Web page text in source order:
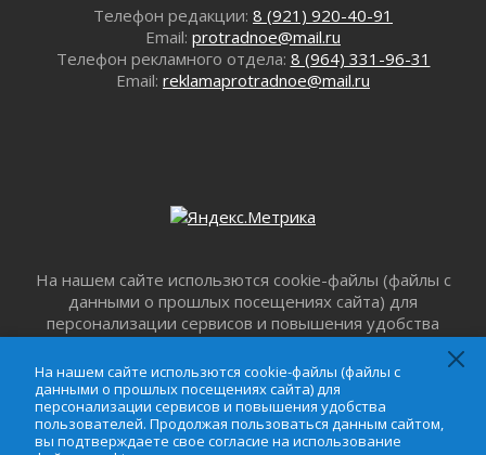
В Ивангороде назвали новых почетных
граждан Ленинградской области
02 августа 2026
Готовность №1
Ленобласть внедрила передовую подготовку
В Ивангороде появилась «Избушка-
воробушка»
02 августа 2026
Юхла, мука, кантеле и Водяной
01 августа 2026
Лето катится с горки
01 августа 2026
Телефон редакции: 8 (921) 920-40-91
Email: protradnoe@mail.ru
Телефон рекламного отдела: 8 (964) 331-96-31
Email: reklamaprotradnoe@mail.ru
На нашем сайте использются cookie-файлы (файлы с
данными о прошлых посещениях сайта) для
персонализации сервисов и повышения удобства
сайтом, вы подтверждаете свое согласие на
использование файлов cookie в соответствии с
настоящим уведомлением,Пользовательским
соглашениемиСоглашением о
На нашем сайте использются cookie-файлы (файлы с
данными о прошлых посещениях сайта) для
персонализации сервисов и повышения удобства
пользователей. Продолжая пользоваться данным сайтом,
вы подтверждаете свое согласие на использование